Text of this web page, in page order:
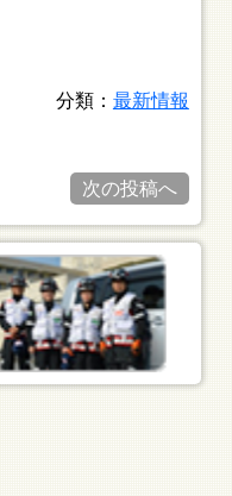
分類： 最新情報
次の投稿へ